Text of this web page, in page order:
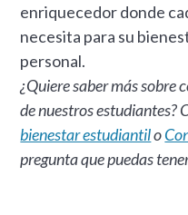
enriquecedor donde
necesita para su
personal.
¿Quiere saber más sobre
de nuestros estudiantes?
bienestar estudiantilo
pregunta que puedas